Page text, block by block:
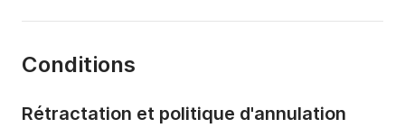
Capacité à bord:
Nombre de cabines:
Conditions
Rétractation et politique d'annulation